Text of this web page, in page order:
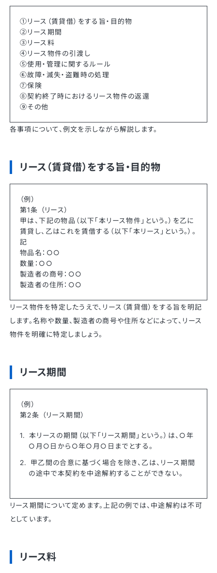
①リース（賃貸借）をする旨・目的物
②リース期間
③リース料
④リース物件の引渡し
⑤使用・管理に関するルール
⑥故障・滅失・盗難時の処理
⑦保険
⑧契約終了時におけるリース物件の返還
⑨その他
各事項について、例文を示しながら解説します。
リース（賃貸借）をする旨・目的物
（例）
第1条 （リース）
甲は、下記の物品（以下「本リース物件」という。）を乙に
賃貸し、乙はこれを賃借する（以下「本リース」という。）。
記
物品名：○○
数量：○○
製造者の商号：○○
製造者の住所：○○
リース物件を特定したうえで、リース（賃貸借）をする旨を明記
します。名称や数量、製造者の商号や住所などによって、リース
物件を明確に特定しましょう。
リース期間
（例）
第2条 （リース期間）
本リースの期間（以下「リース期間」という。）は、○年
○月○日から○年○月○日までとする。
甲乙間の合意に基づく場合を除き、乙は、リース期間
の途中で本契約を中途解約することができない。
リース期間について定めます。上記の例では、中途解約は不可
としています。
リース料